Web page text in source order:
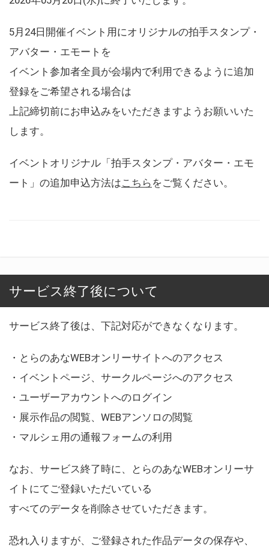
5月24日開催イベント用にオリジナルの拍手スタンプ・
アバター・エモートを
イベント参加者全員が会場内で利用できるように追加
登録をご希望される場合は
上記締切前にお申込みをいただきますようお願いいた
します。
イベントオリジナル「拍手スタンプ・アバター・エモ
ート」の追加申込方法はこちら をご覧ください。
サービス終了後について
サービス終了後は、下記対応ができなくなります。
・とらのあなWEBオンリーサイトへのアクセス
・イベントページ、サークルページへのアクセス
・ユーザーアカウントへのログイン
・展示作品の閲覧、WEBアンソロの閲覧
・マルシェ用の通報フォームの利用
なお、サービス終了時に、とらのあなWEBオンリーサ
イトにてご登録いただいている
すべてのデータを削除させていただきます。
恐れ入りますが、ご登録された作品データの保存や、